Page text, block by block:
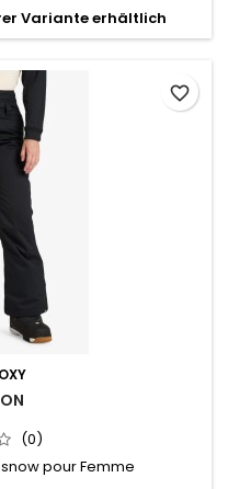
Variante erhältlich
(0)
pour Femme
favorite_border